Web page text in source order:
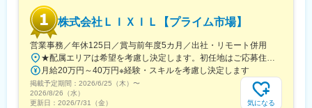
■働き方：
・リモートワーク併用可（週2回程）
・フレックス制度も柔軟に利用可
・残業月30時間程度
・入社後地域限定コースの選択可
■業務魅力：
◎社会を動かす提案に関われる
株式会社ＬＩＸＩＬ【プライム市場】
営業事務／年休125日／賞与前年度5カ月／出社・リモート併用
★配属エリアは希望を考慮し決定します。初任地はご応募住所での配属となります。入社後、転勤が伴う異動に関しては、必ず勤務地のご希望も確認した上で決定します。【配属オフィス一覧】■東京都品川区西品川1丁目1-1 大崎ガーデンタワー■愛知県名古屋市中村区名駅南4丁目11-40■京都府京都市伏見区竹田田中宮町103 ■大阪府大阪市中央区本町2丁目6-8 センバ・セントラルビル9F■大阪府箕面市萱野4丁目5-45■広島県広島市安佐南区西原6丁目11-8■福岡県福岡市博多区半道橋2-15-10 SOLAビル★出社とリモートワークを併用しながらの勤務となります。 業務に慣れるまでは、原則出社となります。 慣れてきたら少しずつリモートの日を増やし、最終的には週1～3日ほどの出社となる予定です（目安：～入社6カ月）。※受動喫煙対策：あり
月給20万円～40万円※経験・スキルを考慮し決定します
掲載予定期間： 2026/6/25（木） 〜
2026/8/26（水）
更新日： 2026/7/31（金） 気になる